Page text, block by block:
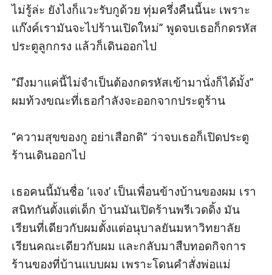
ไม่รู้ล่ะ ยังไงก็แวะรับกูด้วย ทุ่มครึ่งคืนนี้นะ เพราะ
แก๊งค์เรามันจะไปร้านเปิดใหม่” พูดจบเธอก็กดรหัส
ประตูลูกกรง แล้วก็เดินออกไป
“มึงมาแค่นี้ไม่จำเป็นต้องกดรหัสเข้ามานั่งก็ได้มั้ง”
ผมท้วงขณะที่เธอกำลังจะออกจากประตูร้าน
“ความสุขของกู อย่าเสือกดิ” ว่าจบเธอก็เปิดประตู
ร้านเดินออกไป
เธอคนนี้มันชื่อ ‘แจง’ เป็นเพื่อนข้างบ้านของผม เรา
สนิทกันตั้งแต่เด็ก บ้านมันเปิดร้านพรีเวดดิ้ง มัน
เรียนที่เดียวกับผมตั้งแต่อนุบาลยันมหาวิทยาลัย
เรียนคณะเดียวกับผม และกลับมาสืบทอดกิจการ
ร้านของที่บ้านแบบผม เพราะโดนคำสั่งพ่อแม่